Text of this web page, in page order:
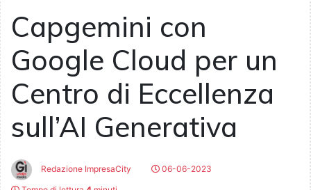
Capgemini con
Google Cloud per un
Centro di Eccellenza
sull’AI Generativa
Redazione ImpresaCity
06-06-2023